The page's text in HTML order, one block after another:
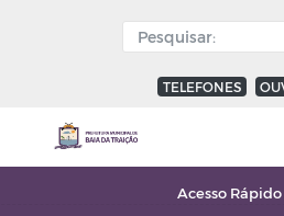
TELEFONES
Acesso